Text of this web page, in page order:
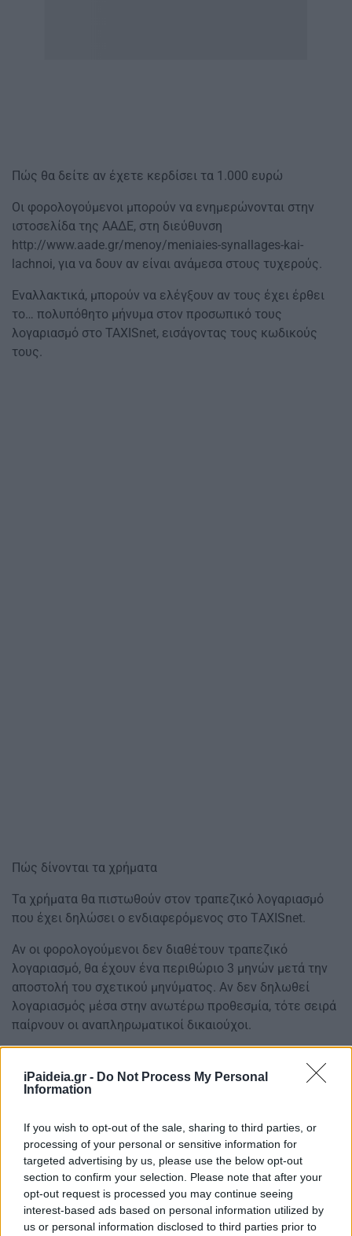
iPaideia.gr - Do Not Process My Personal
Information
If you wish to opt-out of the sale, sharing to third parties, or
processing of your personal or sensitive information for
targeted advertising by us, please use the below opt-out
section to confirm your selection. Please note that after your
opt-out request is processed you may continue seeing
interest-based ads based on personal information utilized by
us or personal information disclosed to third parties prior to
Πώς θα δείτε αν έχετε κερδίσει τα 1.000 ευρώ
Οι φορολογούμενοι μπορούν να ενημερώνονται στην
ιστοσελίδα της ΑΑΔΕ, στη διεύθυνση
http://www.aade.gr/menoy/meniaies-synallages-kai-
lachnoi, για να δουν αν είναι ανάμεσα στους τυχερούς.
Εναλλακτικά, μπορούν να ελέγξουν αν τους έχει έρθει
το… πολυπόθητο μήνυμα στον προσωπικό τους
λογαριασμό στο TAXISnet, εισάγοντας τους κωδικούς
τους.
Πώς δίνονται τα χρήματα
Τα χρήματα θα πιστωθούν στον τραπεζικό λογαριασμό
που έχει δηλώσει ο ενδιαφερόμενος στο TΑΧΙSnet.
Αν οι φορολογούμενοι δεν διαθέτουν τραπεζικό
λογαριασμό, θα έχουν ένα περιθώριο 3 μηνών μετά την
αποστολή του σχετικού μηνύματος. Αν δεν δηλωθεί
λογαριασμός μέσα στην ανωτέρω προθεσμία, τότε σειρά
παίρνουν οι αναπληρωματικοί δικαιούχοι.
Χρηστικές ερωτήσεις και απαντήσεις, προκειμένου να
Δημοσίων Κληρώσεων, εξέδωσε η Ανεξάρτητη Αρχή
Δημοσίων Εσόδων.
1. Ποιος φορέας είναι αρμόδιος για τη διενέργεια των
κληρώσεων;
Αρμόδιος φορέας για τη διενέργεια των δημοσίων